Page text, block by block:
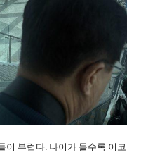
이 부럽다. 나이가 들수록 이코